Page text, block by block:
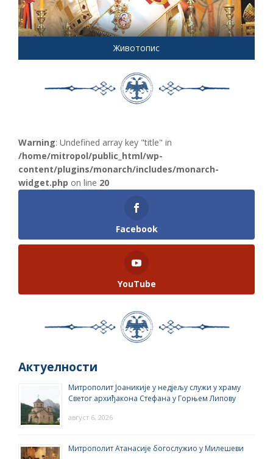
Животопис
Warning: Undefined array key "title" in
/home/mitropol/public_html/wp-
content/plugins/monarch/includes/monarch-
widget.php on line 20
Facebook
YouTube
Актуелности
Митрополит Јоаникије у недјељу служи у храму
Светог архиђакона Стефана у Горњем Липову
август 6, 2026
Митрополит Атанасије богослужио у Милешеви